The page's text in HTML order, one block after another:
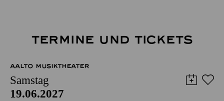
TERMINE UND TICKETS
AALTO MUSIKTHEATER
Samstag
19.06.2027